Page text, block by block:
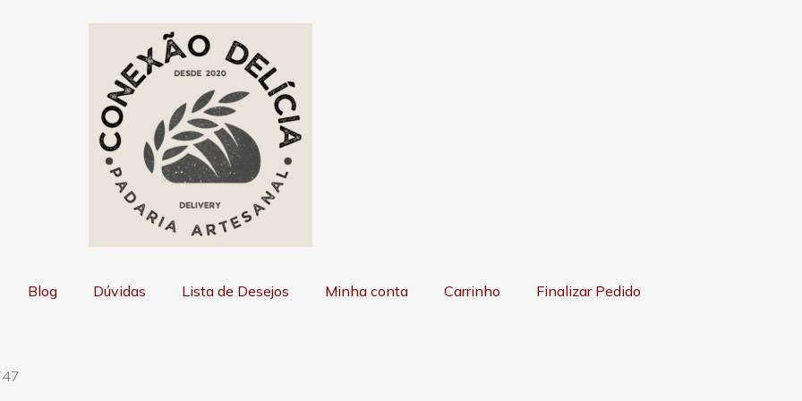
Blog Dúvidas Lista de Desejos Minha conta Carrinho Finalizar Pedido